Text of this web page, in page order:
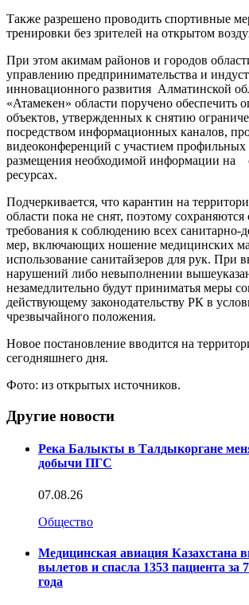
Также разрешено проводить спортивные
тренировки без зрителей на открытом
При этом акимам районов и городов
управлению предпринимательства и
инновационного развития Алматинской
«Атамекен» области поручено обеспечить
объектов, утвержденных к снятию
посредством информационных каналов,
видеоконференций с участием профильных
размещения необходимой информации на
ресурсах.
Подчеркивается, что карантин на
области пока не снят, поэтому сохраняются
требования к соблюдению всех санитарно-
мер, включающих ношение медицинских
использование санитайзеров для рук. При
нарушений либо невыполнении
незамедлительно будут приниматья меры
действующему законодательству РК в
чрезвычайного положения.
Новое постановление вводится на
сегодняшнего дня.
Фото: из открытых источников.
Другие новости
Река Балыкты в Талдыкоргане
добычи ПГС
07.08.26
Общество
Медицинская авиация Казахстана
вылетов и спасла 1353 пациента за
года